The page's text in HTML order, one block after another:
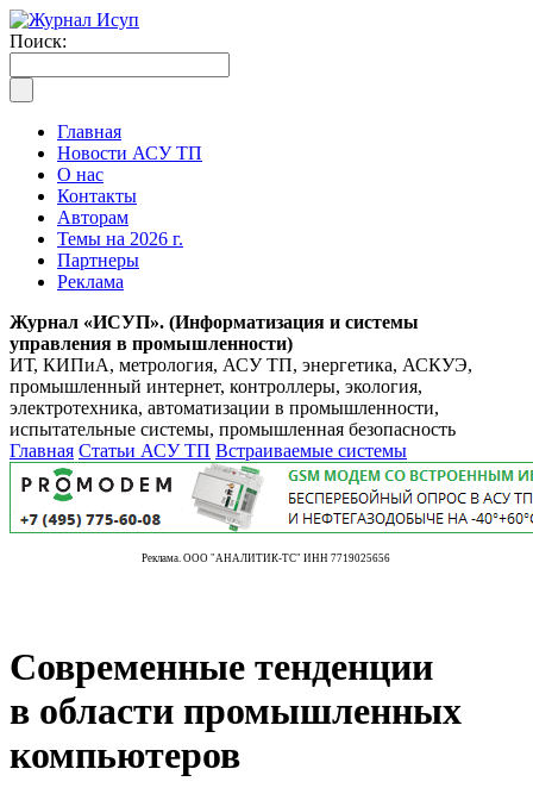
Поиск:
Главная
Новости АСУ ТП
О нас
Контакты
Авторам
Темы на 2026 г.
Партнеры
Реклама
Журнал «ИСУП». (Информатизация и системы
управления в промышленности)
ИТ, КИПиА, метрология, АСУ ТП, энергетика, АСКУЭ,
промышленный интернет, контроллеры, экология,
электротехника, автоматизации в промышленности,
испытательные системы, промышленная безопасность
Главная Статьи АСУ ТП Встраиваемые системы
Реклама. ООО "АНАЛИТИК-ТС" ИНН 7719025656
Современные тенденции
в области промышленных
компьютеров